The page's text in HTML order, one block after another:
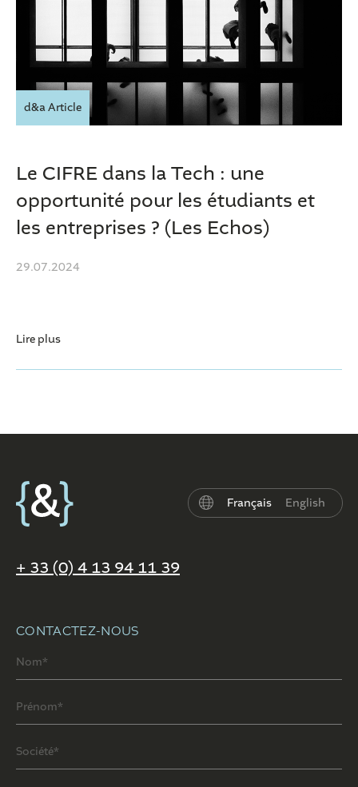
d&a Article
Le CIFRE dans la Tech : une
opportunité pour les étudiants et
les entreprises ? (Les Echos)
29.07.2024
Lire plus
Français English
+ 33 (0) 4 13 94 11 39
CONTACTEZ-NOUS